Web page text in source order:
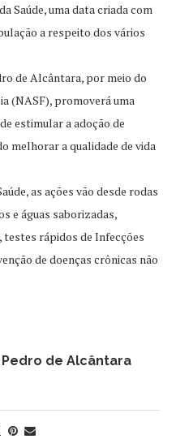
Saúde, uma data criada com
a respeito dos vários
de Alcântara, por meio do
(NASF), promoverá uma
estimular a adoção de
melhorar a qualidade de vida
as ações vão desde rodas
e águas saborizadas,
rápidos de Infecções
de doenças crônicas não
de Alcântara